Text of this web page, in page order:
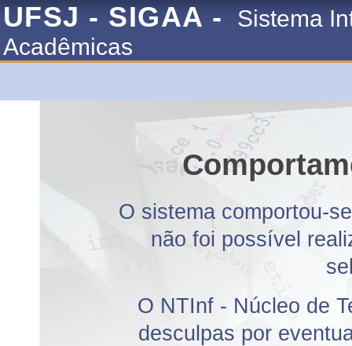
UFSJ - SIGAA -
Sistema
Acadêmicas
O sistema comportou-
não foi possível
O NTInf - Núcleo de
desculpas por